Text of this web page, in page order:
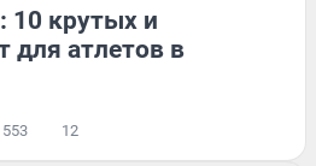
10 крутых и
для атлетов в
12